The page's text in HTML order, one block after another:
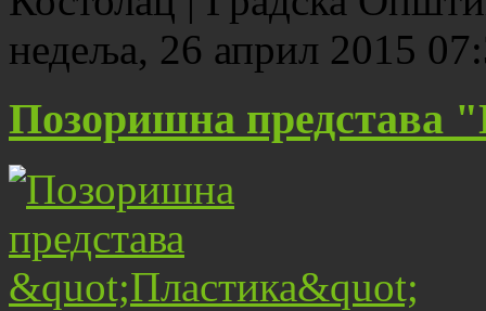
недеља, 26 април 2015
Позоришна представа